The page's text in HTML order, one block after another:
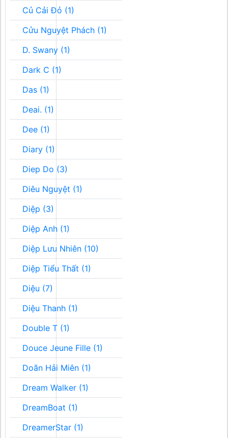
Củ Cải Đỏ (1)
Cửu Nguyệt Phách (1)
D. Swany (1)
Dark C (1)
Das (1)
Deai. (1)
Dee (1)
Diary (1)
Diep Do (3)
Diêu Nguyệt (1)
Diệp (3)
Diệp Anh (1)
Diệp Lưu Nhiên (10)
Diệp Tiểu Thất (1)
Diệu (7)
Diệu Thanh (1)
Double T (1)
Douce Jeune Fille (1)
Doãn Hải Miên (1)
Dream Walker (1)
DreamBoat (1)
DreamerStar (1)